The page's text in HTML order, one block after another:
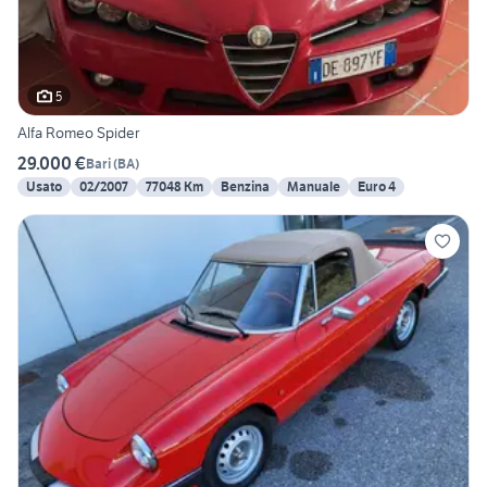
5
Alfa Romeo Spider
29.000 €Bari(BA)
Usato
02/2007 77048 Km Benzina Manuale Euro 4